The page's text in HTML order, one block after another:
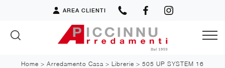
AREA CLIENTI
Home > Arredamento Casa > Librerie > 505 UP SYSTEM 16